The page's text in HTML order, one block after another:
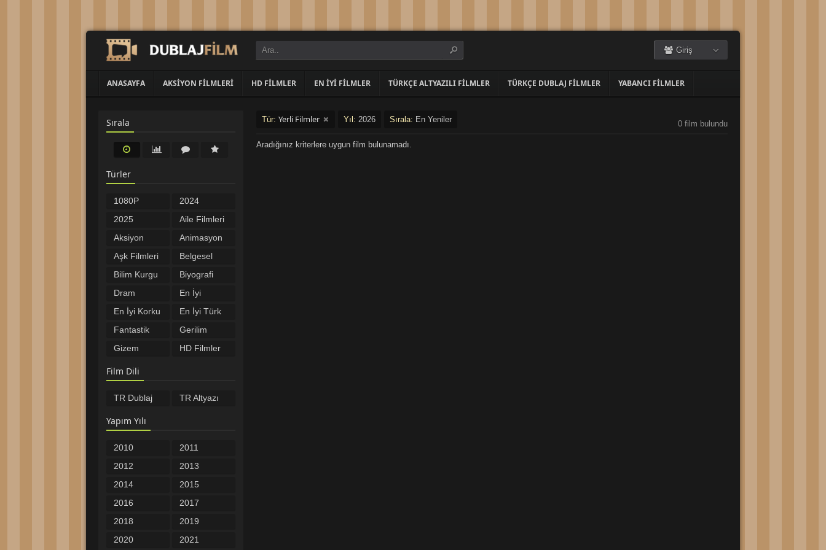
Giriş
ANASAYFA AKSIYON FILMLERI HD FILMLER EN İYI FILMLER TÜRKÇE ALTYAZILI FILMLER TÜRKÇE DUBLAJ FILMLER YABANCI FILMLER
Sırala
Türler
1080P
Filmler
2024
Filmleri
2025
Filmleri
Aile Filmleri
Aksiyon
Filmleri
Animasyon
Filmleri
Aşk Filmleri
Belgesel
Bilim Kurgu
Filmleri
Biyografi
Filmleri
Dram
Filmleri
En İyi
Filmler
En İyi Korku
Filmleri
En İyi Türk
Filmleri
Fantastik
Filmler
Gerilim
Filmleri
Gizem
HD Filmler
Komedi
Filmleri
Filmleri
Filmler
Savaş
Filmleri
Spor
Tarih
Filmler
Filmler
Film Dili
TR Dublaj TR Altyazı
Yapım Yılı
2010
Öncesi
2011
2012
2013
2014
2015
2016
2017
2018
2019
2020
2021
Tür: Yerli Filmler Yıl: 2026 0 film bulundu
Sırala: En Yeniler
Aradığınız kriterlere uygun film bulunamadı.